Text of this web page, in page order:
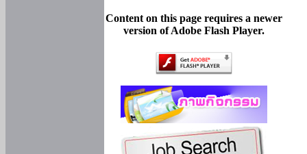
Content on this page requires a newer
version of Adobe Flash Player.